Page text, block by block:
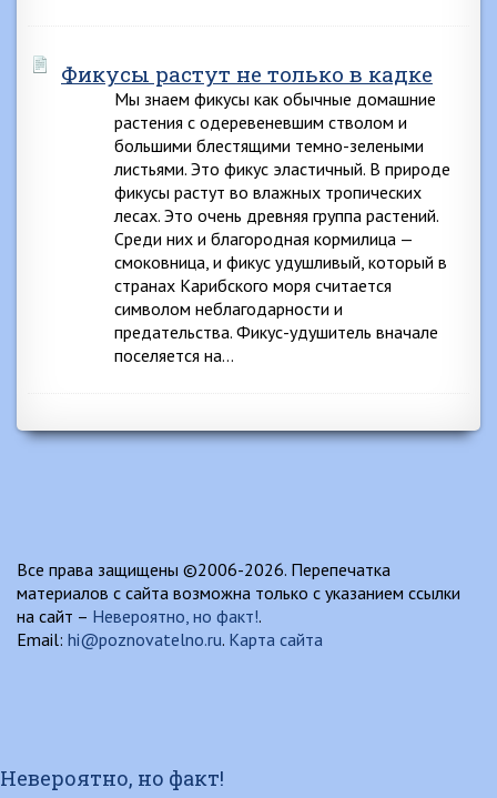
Фикусы растут не только в кадке
Мы знаем фикусы как обычные домашние
растения с одеревеневшим стволом и
большими блестящими темно-зелеными
листьями. Это фикус эластичный. В природе
фикусы растут во влажных тропических
лесах. Это очень древняя группа растений.
Среди них и благородная кормилица —
смоковница, и фикус удушливый, который в
странах Карибского моря считается
символом неблагодарности и
предательства. Фикус-удушитель вначале
поселяется на…
Все права защищены ©2006-2026. Перепечатка
материалов с сайта возможна только с указанием ссылки
на сайт – Невероятно, но факт!.
Email: hi@poznovatelno.ru. Карта сайта
Невероятно, но факт!